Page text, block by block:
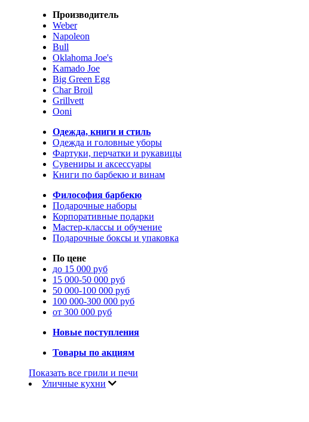
Производитель
Weber
Napoleon
Bull
Oklahoma Joe's
Kamado Joe
Big Green Egg
Char Broil
Grillvett
Ooni
Одежда, книги и стиль
Одежда и головные уборы
Фартуки, перчатки и рукавицы
Сувениры и аксессуары
Книги по барбекю и винам
Философия барбекю
Подарочные наборы
Корпоративные подарки
Мастер-классы и обучение
Подарочные боксы и упаковка
По цене
до 15 000 руб
15 000-50 000 руб
50 000-100 000 руб
100 000-300 000 руб
от 300 000 руб
Новые поступления
Товары по акциям
Показать все грили и печи
Уличные кухни